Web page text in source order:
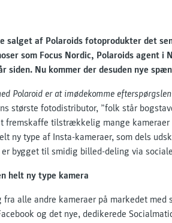
af Polaroids fotoprodukter det
som Focus Nordic, Polaroids agent
siden. Nu kommer der desuden nye
Polaroid er at imødekomme efterspørgslen
største fotodistributor, ”folk står
fremskaffe tilstrækkelig mange
ny type af Insta-kameraer, som dels
bygget til smidig billed-deling via
helt ny type kamera
alle andre kameraer på markedet
og det nye, dedikerede